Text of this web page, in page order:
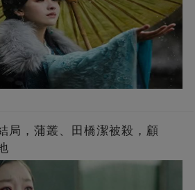
局，蒲叢、田橋潔被殺，顧